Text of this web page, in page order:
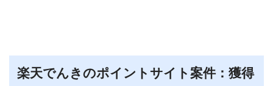
楽天でんきのポイントサイト案件：獲得